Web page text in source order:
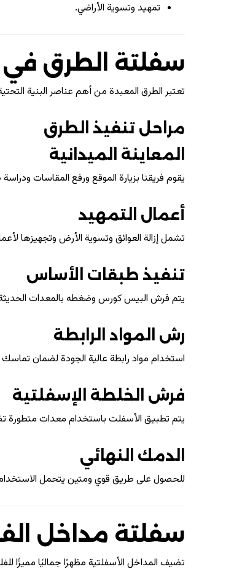
تمهيد وتسوية الأراضي.
سفلتة الطرق
تعتبر الطرق المعبدة من أهم عناصر البنية
مراحل تنفيذ الطرق
المعاينة الميدانية
يقوم فريقنا بزيارة الموقع ورفع المقاسات ودراسة
أعمال التمهيد
تشمل إزالة العوائق وتسوية الأرض وتجهيزها
تنفيذ طبقات الأساس
يتم فرش البيس كورس وضغطه بالمعدات
رش المواد الرابطة
استخدام مواد رابطة عالية الجودة لضمان
فرش الخلطة الإسفلتية
يتم تطبيق الأسفلت باستخدام معدات متطورة
الدمك النهائي
للحصول على طريق قوي ومتين يتحمل
سفلتة مداخل
تضيف المداخل الأسفلتية مظهرًا جماليًا مميزًا